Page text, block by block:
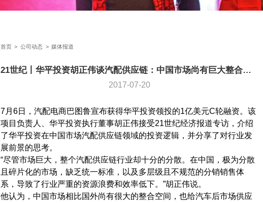
首页 > 公司动态 > 媒体报道
21世纪丨华平投资胡正伟谈汽配供应链：中国市场尚有巨大整合空间
2017-07-20
7月6日，汽配电商巴图鲁宣布获得华平投资领投的1亿美元C轮融资。该
项目负责人、华平投资执行董事胡正伟接受21世纪经济报道专访，介绍
了华平投资在中国市场汽配供应链领域的投资逻辑，并分享了对行业发
展前景的思考。
“尽管市场巨大，整个汽配供应链行业却十分的分散。在中国，极为分散
且碎片化的市场，缺乏统一标准，以及多层级且不规范的分销销售体
系，导致了行业严重的资源浪费和效率低下。”胡正伟说。
他认为，中国市场相比国外尚有很大的整合空间，也给汽车后市场供应